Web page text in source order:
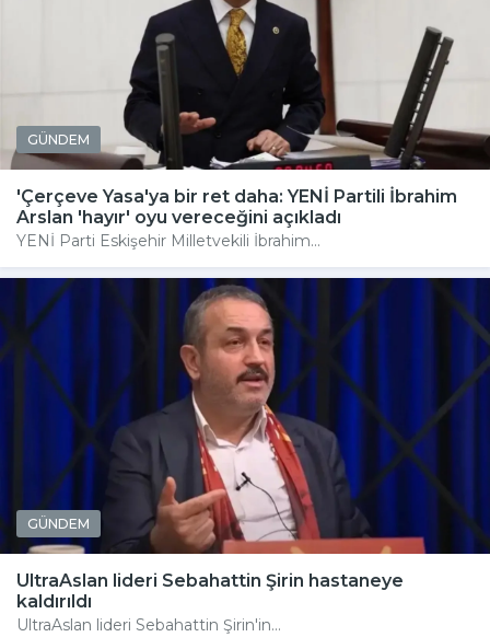
GÜNDEM
'Çerçeve Yasa'ya bir ret daha: YENİ Partili İbrahim
Arslan 'hayır' oyu vereceğini açıkladı
YENİ Parti Eskişehir Milletvekili İbrahim...
GÜNDEM
UltraAslan lideri Sebahattin Şirin hastaneye
kaldırıldı
UltraAslan lideri Sebahattin Şirin'in...